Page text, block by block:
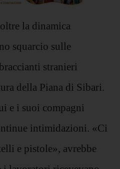
la dinamica
squarcio sulle
stranieri
della Piana di Sibari.
e i suoi compagni
intimidazioni. «Ci
e pistole», avrebbe